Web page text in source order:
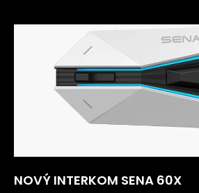
NOVÝ INTERKOM SENA 60X